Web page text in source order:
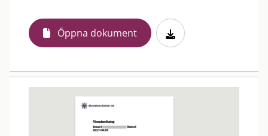
Öppna dokument